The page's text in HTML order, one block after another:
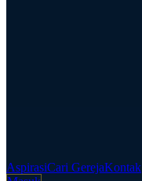
AspirasiCari GerejaKontak